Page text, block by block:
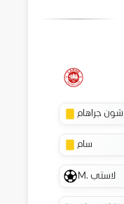
شون جراهام
سام
M. لاستي